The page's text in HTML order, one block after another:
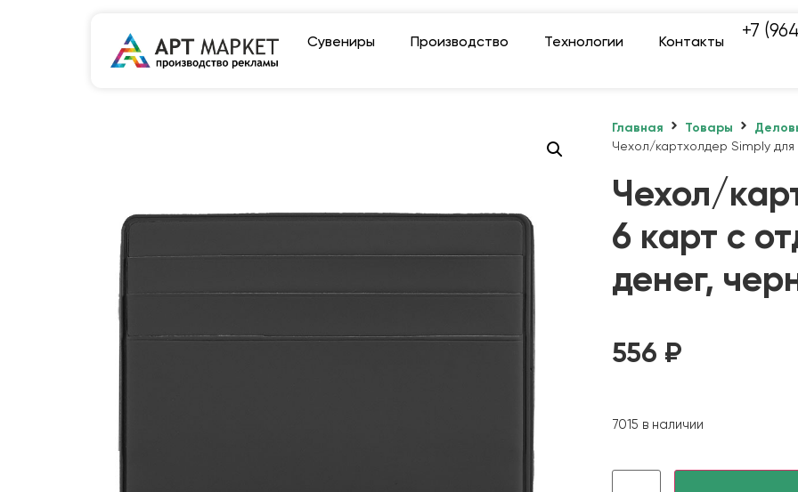
Сувениры Производство Технологии Контакты
+7
Главная Товары
Чехол/картхолдер Simply для
Чехол/
6 карт с
денег,
556 ₽
7015 в наличии